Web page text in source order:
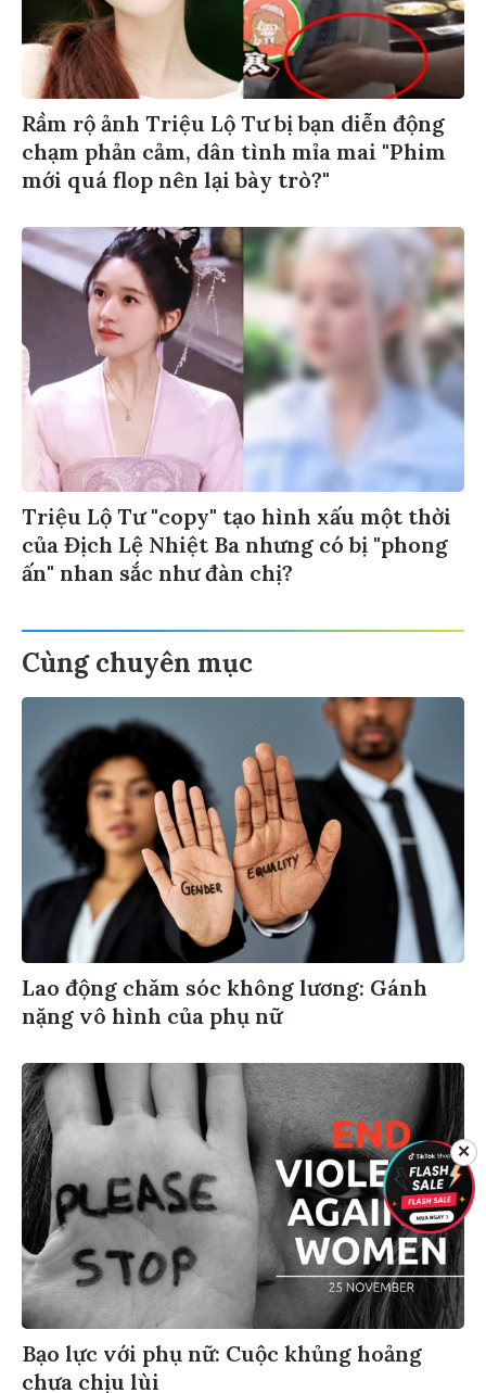
Rầm rộ ảnh Triệu Lộ Tư bị bạn diễn động
chạm phản cảm, dân tình mỉa mai "Phim
mới quá flop nên lại bày trò?"
Triệu Lộ Tư "copy" tạo hình xấu một thời
của Địch Lệ Nhiệt Ba nhưng có bị "phong
ấn" nhan sắc như đàn chị?
Cùng chuyên mục
Lao động chăm sóc không lương: Gánh
nặng vô hình của phụ nữ
Bạo lực với phụ nữ: Cuộc khủng hoảng
chưa chịu lùi
✕